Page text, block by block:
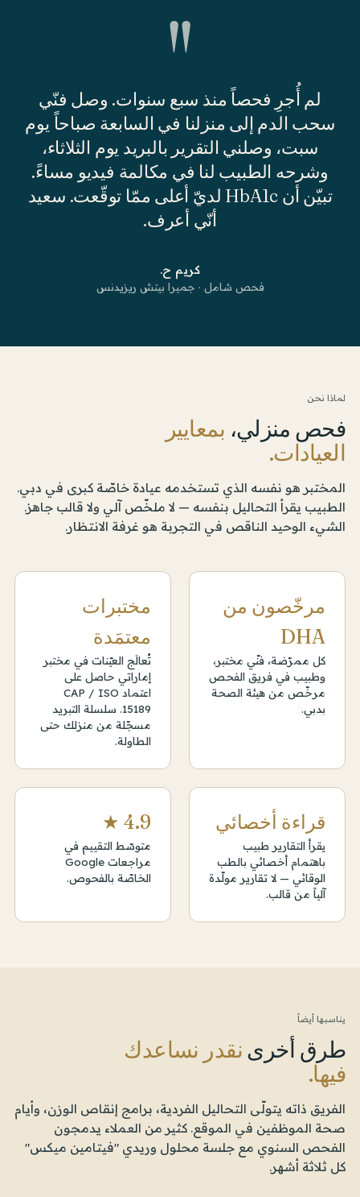
"
لم أُجرِ فحصاً منذ سبع سنوات. وصل فنّي
سحب الدم إلى منزلنا في السابعة صباحاً يوم
سبت، وصلني التقرير بالبريد يوم الثلاثاء،
وشرحه الطبيب لنا في مكالمة فيديو مساءً.
تبيّن أن HbA1c لديّ أعلى ممّا توقّعت. سعيد
أنّي أعرف.
كريم ح.
فحص شامل · جميرا بيتش ريزيدنس
لماذا نحن
فحص منزلي، بمعايير
العيادات.
المختبر هو نفسه الذي تستخدمه عيادة خاصّة كبرى في دبي.
الطبيب يقرأ التحاليل بنفسه — لا ملخّص آلي ولا قالب جاهز.
الشيء الوحيد الناقص في التجربة هو غرفة الانتظار.
مرخّصون من
DHA
كل ممرّضة، فنّي مختبر،
وطبيب في فريق الفحص
مرخّص من هيئة الصحة
بدبي.
مختبرات
معتمَدة
تُعالَج العيّنات في مختبر
إماراتي حاصل على
اعتماد CAP / ISO
15189. سلسلة التبريد
مسجّلة من منزلك حتى
الطاولة.
قراءة أخصائي
يقرأ التقارير طبيب
باهتمام أخصائي بالطب
الوقائي — لا تقارير مولّدة
آلياً من قالب.
4.9 ★
متوسّط التقييم في
مراجعات Google
الخاصّة بالفحوص.
يناسبها أيضاً
طرق أخرى نقدر نساعدك
فيها.
الفريق ذاته يتولّى التحاليل الفردية، برامج إنقاص الوزن، وأيام
صحة الموظفين في الموقع. كثير من العملاء يدمجون
الفحص السنوي مع جلسة محلول وريدي "فيتامين ميكس"
كل ثلاثة أشهر.